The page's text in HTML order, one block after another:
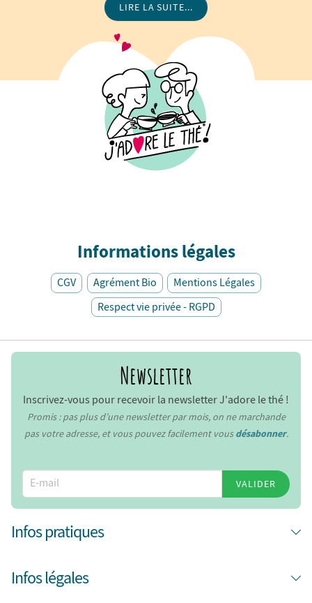
LIRE LA SUITE...
Informations légales
CGV Agrément Bio
Mentions Légales
Respect vie privée - RGPD
Newsletter
Inscrivez-vous pour recevoir la newsletter J'adore le thé !
Promis : pas plus d’une newsletter par mois, on ne marchande
pas votre adresse, et vous pouvez facilement vousdésabonner.
VALIDER
Infos pratiques
Infos légales